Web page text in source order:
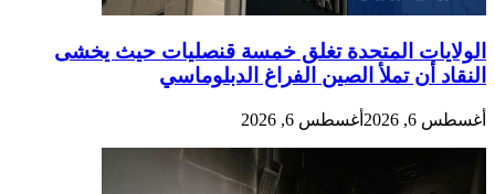
الولايات المتحدة تغلق خمسة قنصليات حيث يخشى
النقاد أن تملأ الصين الفراغ الدبلوماسي
أغسطس 6, 2026 أغسطس 6, 2026